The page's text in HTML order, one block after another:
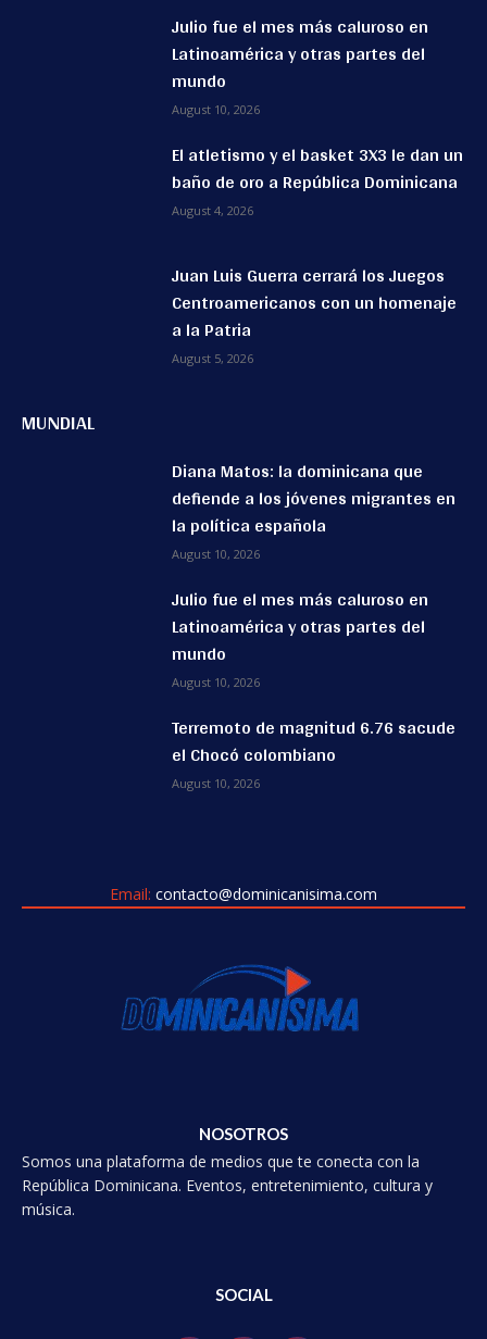
Julio fue el mes más caluroso en
Latinoamérica y otras partes del
mundo
August 10, 2026
El atletismo y el basket 3X3 le dan un
baño de oro a República Dominicana
August 4, 2026
Juan Luis Guerra cerrará los Juegos
Centroamericanos con un homenaje
a la Patria
August 5, 2026
MUNDIAL
Diana Matos: la dominicana que
defiende a los jóvenes migrantes en
la política española
August 10, 2026
Julio fue el mes más caluroso en
Latinoamérica y otras partes del
mundo
August 10, 2026
Terremoto de magnitud 6.76 sacude
el Chocó colombiano
August 10, 2026
Email: contacto@dominicanisima.com
NOSOTROS
Somos una plataforma de medios que te conecta con la
República Dominicana. Eventos, entretenimiento, cultura y
música.
SOCIAL